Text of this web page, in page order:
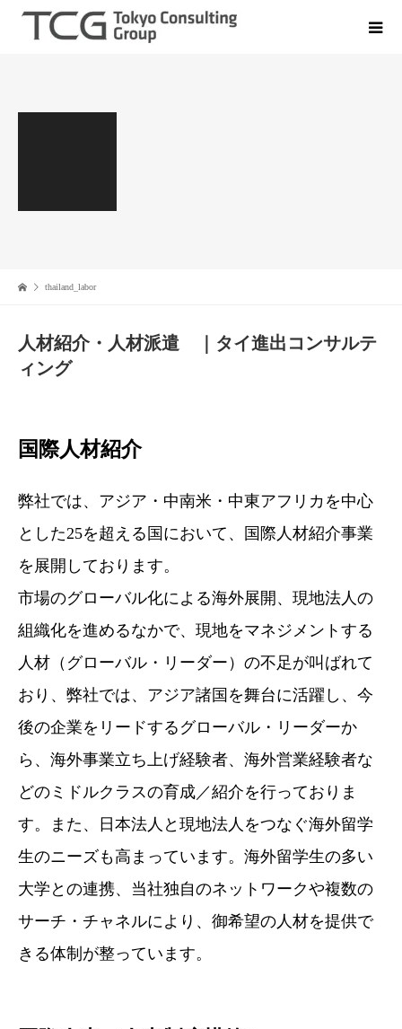
thailand_labor
人材紹介・人材派遣 ｜タイ進出コンサルテ
ィング
国際人材紹介
弊社では、アジア・中南米・中東アフリカを中心
とした25を超える国において、国際人材紹介事業
を展開しております。
市場のグローバル化による海外展開、現地法人の
組織化を進めるなかで、現地をマネジメントする
人材（グローバル・リーダー）の不足が叫ばれて
おり、弊社では、アジア諸国を舞台に活躍し、今
後の企業をリードするグローバル・リーダーか
ら、海外事業立ち上げ経験者、海外営業経験者な
どのミドルクラスの育成／紹介を行っておりま
す。また、日本法人と現地法人をつなぐ海外留学
生のニーズも高まっています。海外留学生の多い
大学との連携、当社独自のネットワークや複数の
サーチ・チャネルにより、御希望の人材を提供で
きる体制が整っています。